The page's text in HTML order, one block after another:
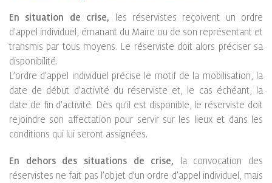
En situation de crise, les réservistes reçoivent un ordre
d’appel individuel, émanant du Maire ou de son représentant et
transmis par tous moyens. Le réserviste doit alors préciser sa
disponibilité.
L’ordre d’appel individuel précise le motif de la mobilisation, la
date de début d’activité du réserviste et, le cas échéant, la
date de fin d’activité. Dès qu’il est disponible, le réserviste doit
rejoindre son affectation pour servir sur les lieux et dans les
conditions qui lui seront assignées.
En dehors des situations de crise, la convocation des
réservistes ne fait pas l’objet d’un ordre d’appel individuel, mais